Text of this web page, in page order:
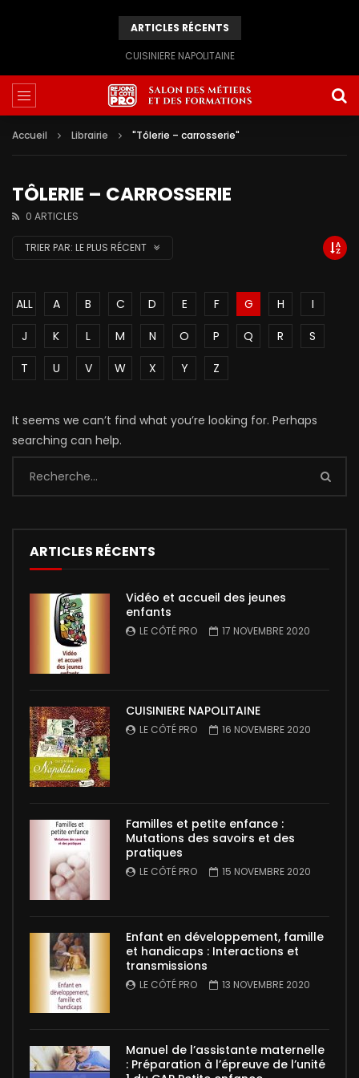
ARTICLES RÉCENTS
CUISINIERE NAPOLITAINE
Accueil Librairie "Tôlerie – carrosserie"
TÔLERIE – CARROSSERIE
0 ARTICLES
TRIER PAR: LE PLUS RÉCENT
ALL A B C D E F G H
I
J
K L M N O P Q R
S
T
U V W X Y Z
It seems we can’t find what you’re looking for. Perhaps
searching can help.
ARTICLES RÉCENTS
Vidéo et accueil des jeunes
enfants
LE CÔTÉ PRO 17 NOVEMBRE 2020
CUISINIERE NAPOLITAINE
LE CÔTÉ PRO 16 NOVEMBRE 2020
Familles et petite enfance :
Mutations des savoirs et des
pratiques
LE CÔTÉ PRO 15 NOVEMBRE 2020
Enfant en développement, famille
et handicaps : Interactions et
transmissions
LE CÔTÉ PRO 13 NOVEMBRE 2020
Manuel de l’assistante maternelle
: Préparation à l’épreuve de l’unité